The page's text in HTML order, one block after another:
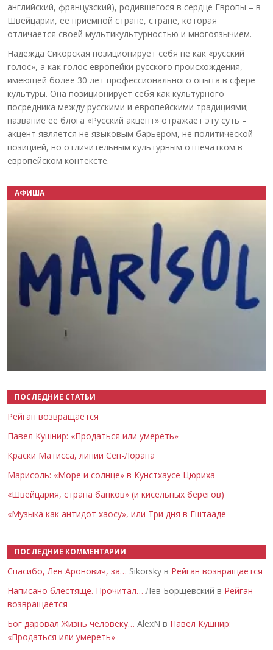
английский, французский), родившегося в сердце Европы – в
Швейцарии, её приёмной стране, стране, которая
отличается своей мультикультурностью и многоязычием.
Надежда Сикорская позиционирует себя не как «русский
голос», а как голос европейки русского происхождения,
имеющей более 30 лет профессионального опыта в сфере
культуры. Она позиционирует себя как культурного
посредника между русскими и европейскими традициями;
название её блога «Русский акцент» отражает эту суть –
акцент является не языковым барьером, не политической
позицией, но отличительным культурным отпечатком в
европейском контексте.
АФИША
ПОСЛЕДНИЕ СТАТЬИ
Рейган возвращается
Павел Кушнир: «Продаться или умереть»
Краски Матисса, линии Сен-Лорана
Марисоль: «Море и солнце» в Кунстхаусе Цюриха
«Швейцария, страна банков» (и кисельных берегов)
«Музыка как антидот хаосу», или Три дня в Гштааде
ПОСЛЕДНИЕ КОММЕНТАРИИ
Спасибо, Лев Аронович, за… Sikorsky в Рейган возвращается
Написано блестяще. Прочитал… Лев Борщевский в Рейган
возвращается
Бог даровал Жизнь человеку… AlexN в Павел Кушнир:
«Продаться или умереть»